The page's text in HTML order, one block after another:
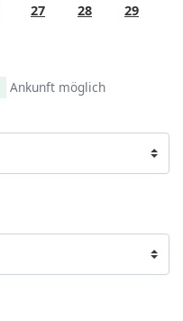
27 28
29
Ankunft möglich